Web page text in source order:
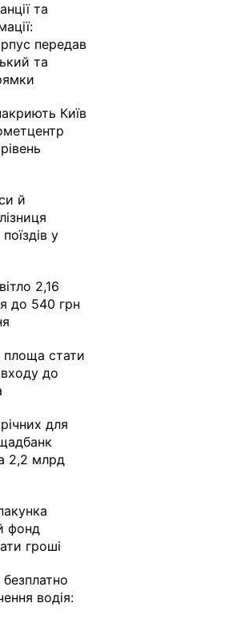
та
передав
та
Київ
й
у
2,16
до 540 грн
стати
до
для
2,2 млрд
фонд
гроші
безплатно
водія: